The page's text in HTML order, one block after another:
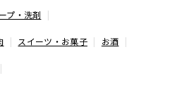
プ・洗剤
スイーツ・お菓子 お酒